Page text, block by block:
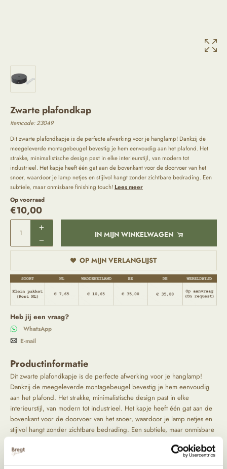
Zwarte plafondkap
Itemcode:23049
Dit zwarte plafondkapje is de perfecte afwerking voor je hanglamp! Dankzij de
meegeleverde montagebeugel bevestig je hem eenvoudig aan het plafond. Het
strakke, minimalistische design past in elke interieurstijl, van modern tot
industrieel. Het kapje heeft één gat aan de bovenkant voor de doorvoer van het
snoer, waardoor je lamp netjes en stijlvol hangt zonder zichtbare bedrading. Een
subtiele, maar onmisbare finishing touch!Lees meer
Op voorraad
€10,00
IN MIJN WINKELWAGEN
OP MIJN VERLANGLIJST
Heb jij een vraag?
WhatsApp
E-mail
Productinformatie
Dit zwarte plafondkapje is de perfecte afwerking voor je hanglamp!
Dankzij de meegeleverde montagebeugel bevestig je hem eenvoudig
aan het plafond. Het strakke, minimalistische design past in elke
interieurstijl, van modern tot industrieel. Het kapje heeft één gat aan de
bovenkant voor de doorvoer van het snoer, waardoor je lamp netjes en
stijlvol hangt zonder zichtbare bedrading. Een subtiele, maar onmisbare
Het plafondkapje is eenvoudig te bevestigen aan het plafond. Het kapje